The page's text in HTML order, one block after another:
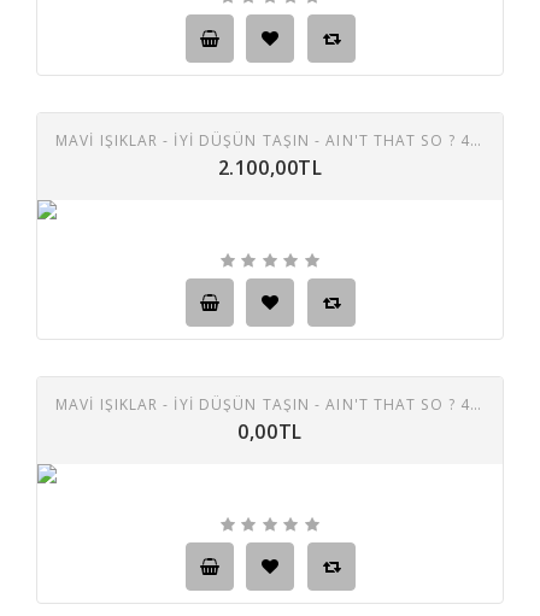
MAVİ IŞIKLAR - İYİ DÜŞÜN TAŞIN - AIN'T THAT SO ? 45 LİK PLAK
2.100,00TL
MAVİ IŞIKLAR - İYİ DÜŞÜN TAŞIN - AIN'T THAT SO ? 45 LİK PLAK
0,00TL